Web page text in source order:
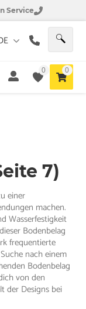
Service
0 0
7)
einer
machen.
Wasserfestigkeit
Bodenbelag
frequentierte
nach einem
Bodenbelag
von den
der Designs bei